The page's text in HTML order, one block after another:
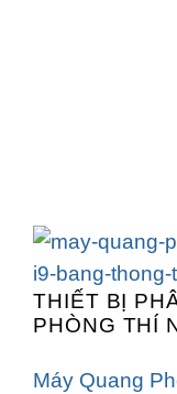
THIẾT BỊ
PHÒNG THÍ
Máy Quang